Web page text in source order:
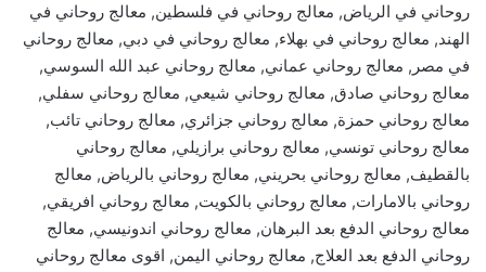
روحاني في الرياض, معالج روحاني في فلسطين, معالج روحاني في
الهند, معالج روحاني في بهلاء, معالج روحاني في دبي, معالج روحاني
في مصر, معالج روحاني عماني, معالج روحاني عبد الله السوسي,
معالج روحاني صادق, معالج روحاني شيعي, معالج روحاني سفلي,
معالج روحاني حمزة, معالج روحاني جزائري, معالج روحاني تائب,
معالج روحاني تونسي, معالج روحاني برازيلي, معالج روحاني
بالقطيف, معالج روحاني بحريني, معالج روحاني بالرياض, معالج
روحاني بالامارات, معالج روحاني بالكويت, معالج روحاني افريقي,
معالج روحاني الدفع بعد البرهان, معالج روحاني اندونيسي, معالج
روحاني الدفع بعد العلاج, معالج روحاني اليمن, اقوى معالج روحاني